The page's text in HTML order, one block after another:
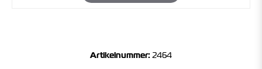
Artikelnummer: 2464